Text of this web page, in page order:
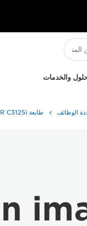
والخدمات
الوظائف